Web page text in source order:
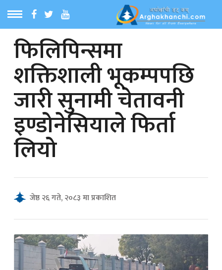
MENU
समाचार
समाचार
फिलिपिन्समा
शक्तिशाली भूकम्पपछि
जारी सुनामी चेतावनी
इण्डोनेसियाले फिर्ता
लियो
जेष्ठ २६ गते, २०८३ मा प्रकाशित